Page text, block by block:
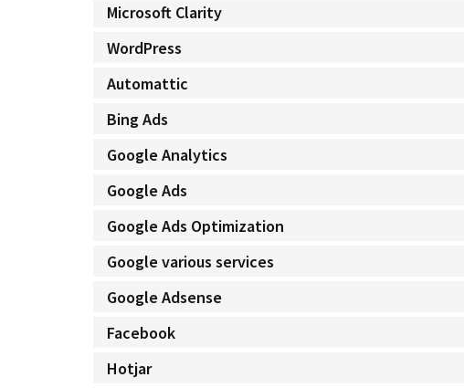
Microsoft Clarity
WordPress
Automattic
Bing Ads
Google Analytics
Google Ads
Google Ads Optimization
Google various services
Google Adsense
Facebook
Hotjar